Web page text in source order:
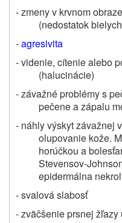
- zmeny v krvnom
(nedostatok
-agresivita
- videnie, cítenie alebo
(halucinácie)
- závažné problémy s
pečene a zápalu
- náhly výskyt závažnej
olupovanie kože.
horúčkou a
Stevensov-
epidermálna
- svalová slabosť
- zväčšenie prsnej žľazy